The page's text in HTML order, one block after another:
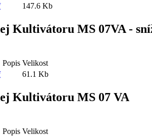
147.6 Kb
Kultivátoru MS 07VA -
Popis Velikost
61.1 Kb
Kultivátoru MS 07 VA
Popis Velikost